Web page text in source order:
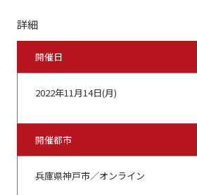
詳細
開催日
2022年11月14日(月)
開催都市
兵庫県神戸市／オンライン